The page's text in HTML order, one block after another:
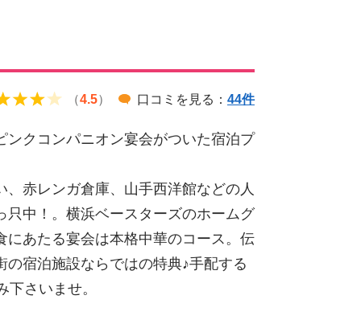
（4.5） 口コミを見る： 44件
ンクコンパニオン宴会がついた宿泊プ
赤レンガ倉庫、山手西洋館などの人
中！。横浜ベースターズのホームグ
あたる宴会は本格中華のコース。伝
宿泊施設ならではの特典♪手配する
さいませ。